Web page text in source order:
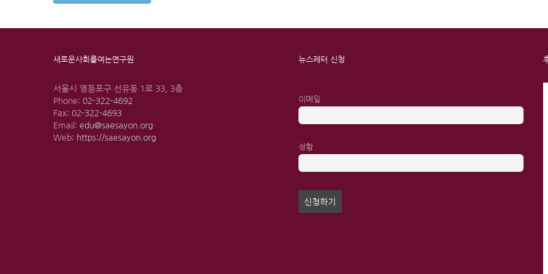
새로운사회를여는연구원
서울시 영등포구 선유동 1로 33, 3층
Phone: 02-322-4692
Fax: 02-322-4693
Email: edu@saesayon.org
Web: https://saesayon.org
뉴스레터 신청
이메일
성함